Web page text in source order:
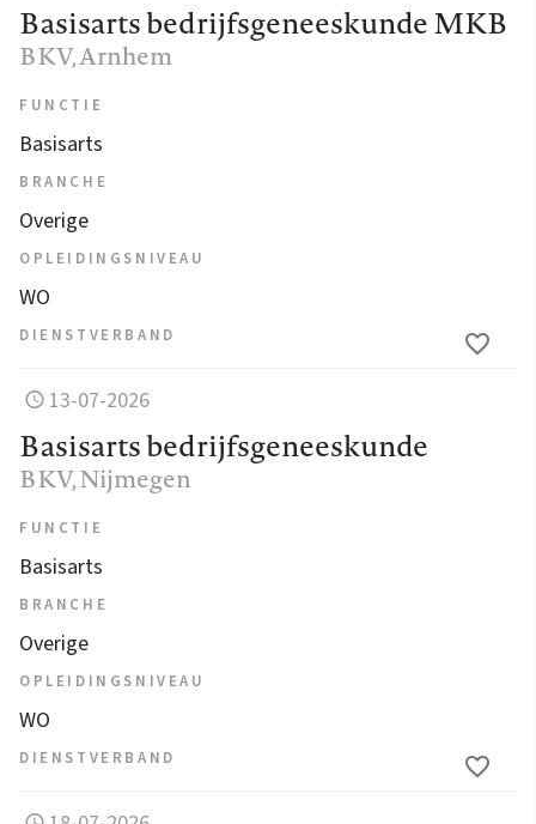
Basisarts bedrijfsgeneeskunde MKB
BKV, Arnhem
FUNCTIE
Basisarts
BRANCHE
Overige
OPLEIDINGSNIVEAU
WO
DIENSTVERBAND
13-07-2026
Basisarts bedrijfsgeneeskunde
BKV, Nijmegen
FUNCTIE
Basisarts
BRANCHE
Overige
OPLEIDINGSNIVEAU
WO
DIENSTVERBAND